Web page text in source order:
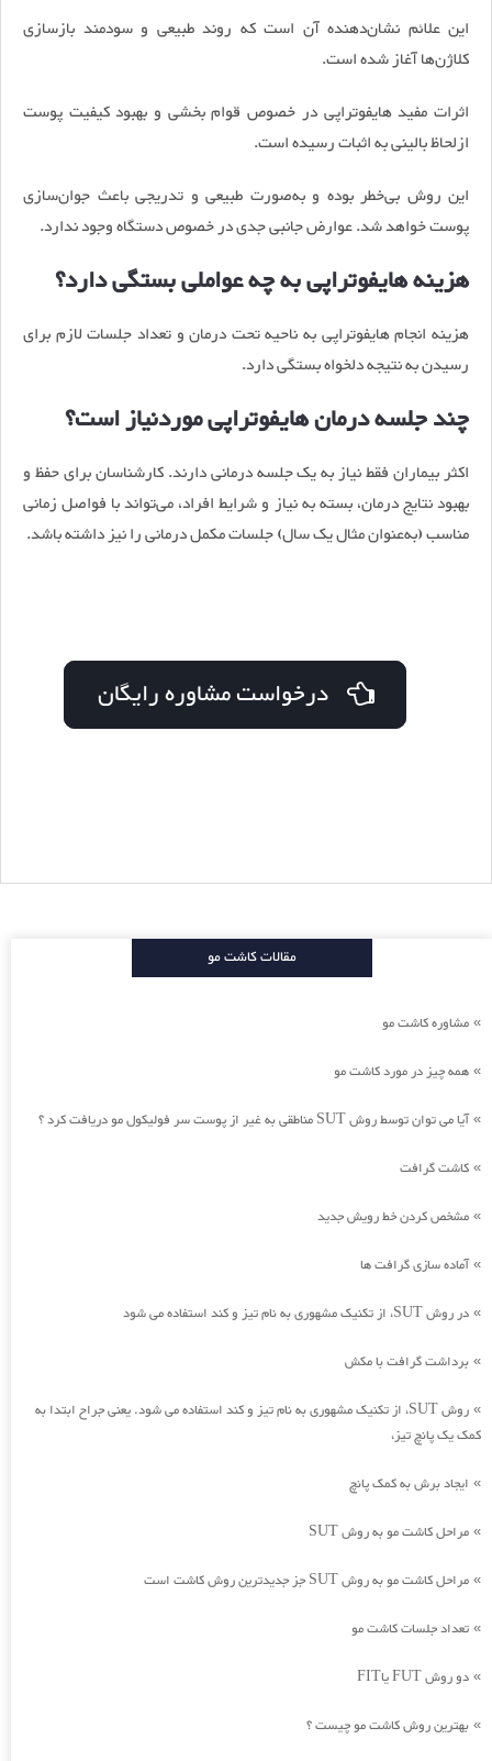
این علائم نشان‌دهنده آن است که روند طبیعی و سودمند بازسازی
کلاژن‌ها آغاز شده است.
اثرات مفید هایفوتراپی در خصوص قوام بخشی و بهبود کیفیت پوست
ازلحاظ بالینی به اثبات رسیده است.
این روش بی‌خطر بوده و به‌صورت طبیعی و تدریجی باعث جوان‌سازی
پوست خواهد شد. عوارض جانبی جدی در خصوص دستگاه وجود ندارد.
هزینه هایفوتراپی به چه عواملی بستگی دارد؟
هزینه انجام هایفوتراپی به ناحیه تحت درمان و تعداد جلسات لازم برای
رسیدن به نتیجه دلخواه بستگی دارد.
چند جلسه درمان هایفوتراپی موردنیاز است؟
اکثر بیماران فقط نیاز به یک جلسه درمانی دارند. کارشناسان برای حفظ و
بهبود نتایج درمان، بسته به نیاز و شرایط افراد، می‌تواند با فواصل زمانی
مناسب (به‌عنوان ‌مثال یک سال) جلسات مکمل درمانی را نیز داشته باشد.
مقالات کاشت مو
» مشاوره کاشت مو
» همه چیز در مورد کاشت مو
»آیا می توان توسط روش SUT مناطقی به غیر از پوست سر فولیکول مو دریافت کرد ؟
» کاشت گرافت
» مشخص کردن خط رویش جدید
»آماده سازی گرافت ها
» در روش SUT، از تکنیک مشهوری به نام تیز و کند استفاده می شود
» برداشت گرافت با مکش
»
روش SUT، از تکنیک مشهوری به نام تیز و کند استفاده می شود. یعنی جراح ابتدا به
کمک یک پانچ تیز،
» ایجاد برش به کمک پانچ
» مراحل کاشت مو به روش SUT
» مراحل کاشت مو به روش SUT جز جدیدترین روش کاشت است
» تعداد جلسات کاشت مو
» دو روش FUT یاFIT
» بهترین روش کاشت مو چیست ؟